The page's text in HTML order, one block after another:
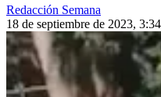
Redacción Semana
18 de septiembre de 2023,